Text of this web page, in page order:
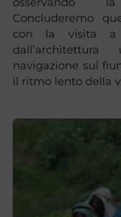
Concluderemo
con la visita
navigazione sul
il ritmo lento della